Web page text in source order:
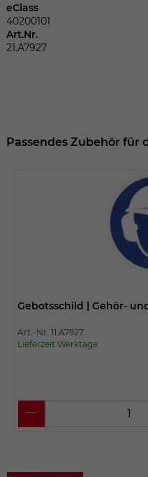
eClass
40200101
Art.Nr.
21.A7927
Passendes Zubehör für
Gebotsschild | Gehör-
Art.-Nr. 11.A7927
Lieferzeit Werktage
Zweck
Wir
der